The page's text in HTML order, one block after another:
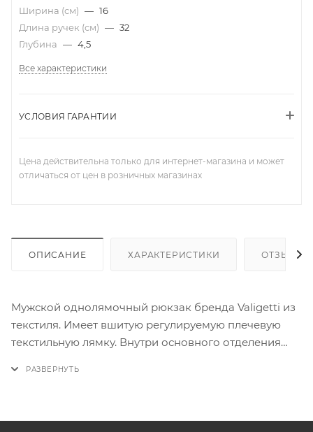
Ширина (см) — 16
Длина ручек (см) — 32
Глубина — 4,5
Все характеристики
УСЛОВИЯ ГАРАНТИИ
Цена действительна только для интернет-магазина и может
отличаться от цен в розничных магазинах
ОПИСАНИЕ ХАРАКТЕРИСТИКИ ОТЗЫВЫ
Мужской однолямочный рюкзак бренда Valigetti из
текстиля. Имеет вшитую регулируемую плечевую
текстильную лямку. Внутри основного отделения